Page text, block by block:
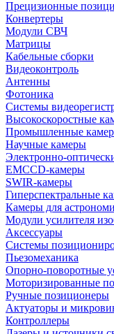
Прецизионные
Конвертеры
Модули СВЧ
Матрицы
Кабельные сборки
Видеоконтроль
Антенны
Фотоника
Cистемы
Высокоскоростные
Промышленные
Научные камеры
Электронно-
EMCCD-камеры
SWIR-камеры
Гиперспектральные
Камеры для
Модули усилителя
Аксессуары
Системы
Пьезомеханика
Опорно-поворотные
Моторизированные
Ручные позиционеры
Актуаторы и
Контроллеры